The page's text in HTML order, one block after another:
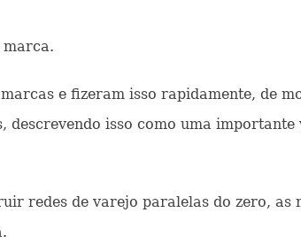
marca.
e fizeram isso rapidamente, de
isso como uma importante
redes de varejo paralelas do zero, as